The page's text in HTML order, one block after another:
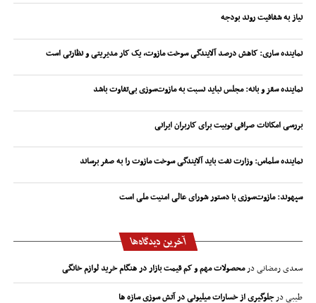
نیاز به شفافیت روند بودجه
نماینده ساری: کاهش درصد آلایندگی سوخت مازوت، یک کار مدیریتی و نظارتی است
نماینده سقز و بانه: مجلس نباید نسبت به مازوت‌سوزی بی‌تفاوت باشد
بررسی امکانات صرافی توبیت برای کاربران ایرانی
نماینده سلماس: وزارت نفت باید آلایندگی سوخت مازوت را به صفر برساند
سپهوند:‌ مازوت‌سوزی با دستور شورای عالی امنیت ملی است
آخرین دیدگاه‌ها
سعدی رمضانیدرمحصولات مهم و کم قیمت بازار در هنگام خرید لوازم خانگی
طیبیدرجلوگیری از خسارات میلیونی در آتش سوزی سازه ها